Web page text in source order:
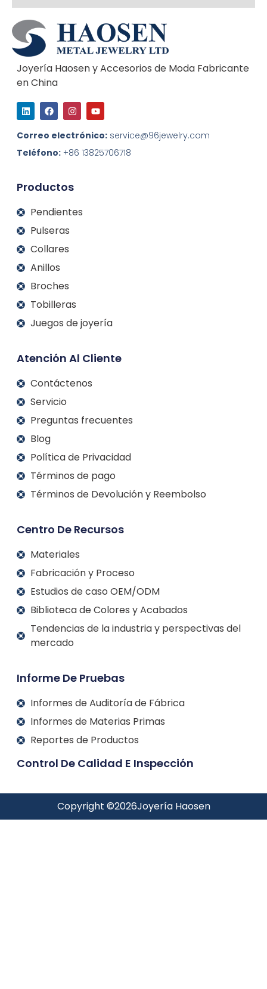
Joyería Haosen y Accesorios de Moda Fabricante
en China
L
i
n
k
e
d
I
F
a
c
e
b
o
o
I
n
s
t
a
g
r
Y
o
u
t
u
b
e
Correo electrónico: service@96jewelry.com
Teléfono: +86 13825706718
Productos
Pendientes
Pulseras
Collares
Anillos
Broches
Tobilleras
Juegos de joyería
Atención Al Cliente
Contáctenos
Servicio
Preguntas frecuentes
Blog
Política de Privacidad
Términos de pago
Términos de Devolución y Reembolso
Centro De Recursos
Materiales
Fabricación y Proceso
Estudios de caso OEM/ODM
Biblioteca de Colores y Acabados
Tendencias de la industria y perspectivas del
mercado
Informe De Pruebas
Informes de Auditoría de Fábrica
Informes de Materias Primas
Reportes de Productos
Control De Calidad E Inspección
Copyright ©2026Joyería Haosen